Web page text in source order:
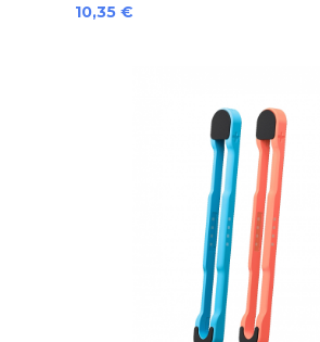
Prezzo
10,35 €